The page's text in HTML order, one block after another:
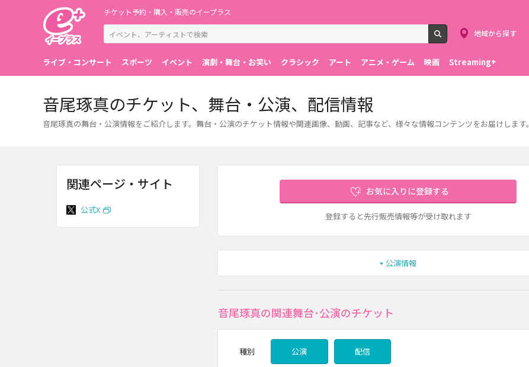
チケット予約・購入・販売のイープラス
検索
地域から探す
ライブ・コンサート スポーツ イベント 演劇・舞台・お笑い クラシック アート アニメ・ゲーム 映画 Streaming+
音尾琢真のチケット、舞台・公演、配信情報
音尾琢真の舞台・公演情報をご紹介します。舞台・公演のチケット情報や関連画像、動画、記事など、様々な情報コンテンツをお届けします。
お気に入りに登録する
登録すると先行販売情報等が受け取れます
公演情報
音尾琢真の関連舞台･公演のチケット
種別 公演 配信
関連ページ・サイト
公式X